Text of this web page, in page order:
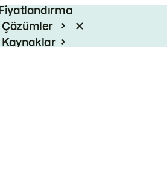
Fiyatlandırma
Çözümler
Kaynaklar